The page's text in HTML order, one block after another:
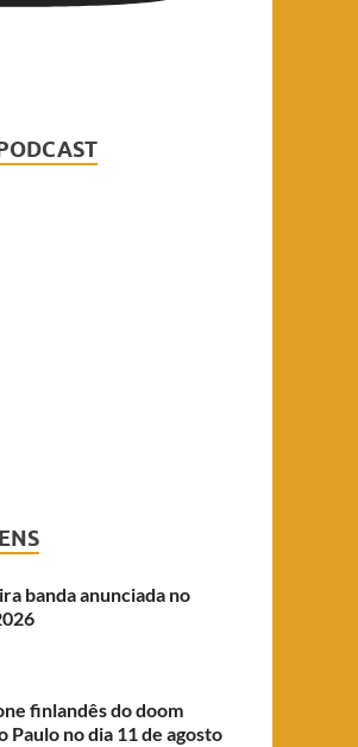
banda anunciada no
finlandês do doom
Paulo no dia 11 de agosto